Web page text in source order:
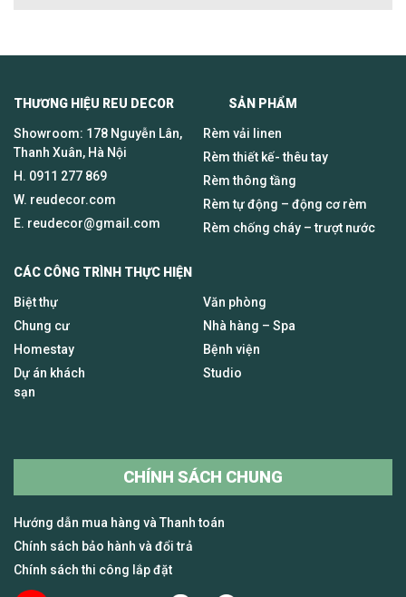
THƯƠNG HIỆU REU DECOR SẢN PHẨM
Showroom: 178 Nguyễn Lân,
Thanh Xuân, Hà Nội
H. 0911 277 869
W. reudecor.com
E. reudecor@gmail.com
Rèm vải linen
Rèm thiết kế- thêu tay
Rèm thông tầng
Rèm tự động – động cơ rèm
Rèm chống cháy – trượt nước
CÁC CÔNG TRÌNH THỰC HIỆN
Biệt thự
Chung cư
Homestay
Dự án khách
sạn
Văn phòng
Nhà hàng – Spa
Bệnh viện
Studio
CHÍNH SÁCH CHUNG
Hướng dẫn mua hàng và Thanh toán
Chính sách bảo hành và đổi trả
Chính sách thi công lắp đặt